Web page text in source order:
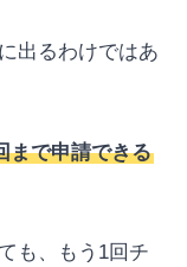
出るわけではあ
まで申請できる
も、もう1回チ